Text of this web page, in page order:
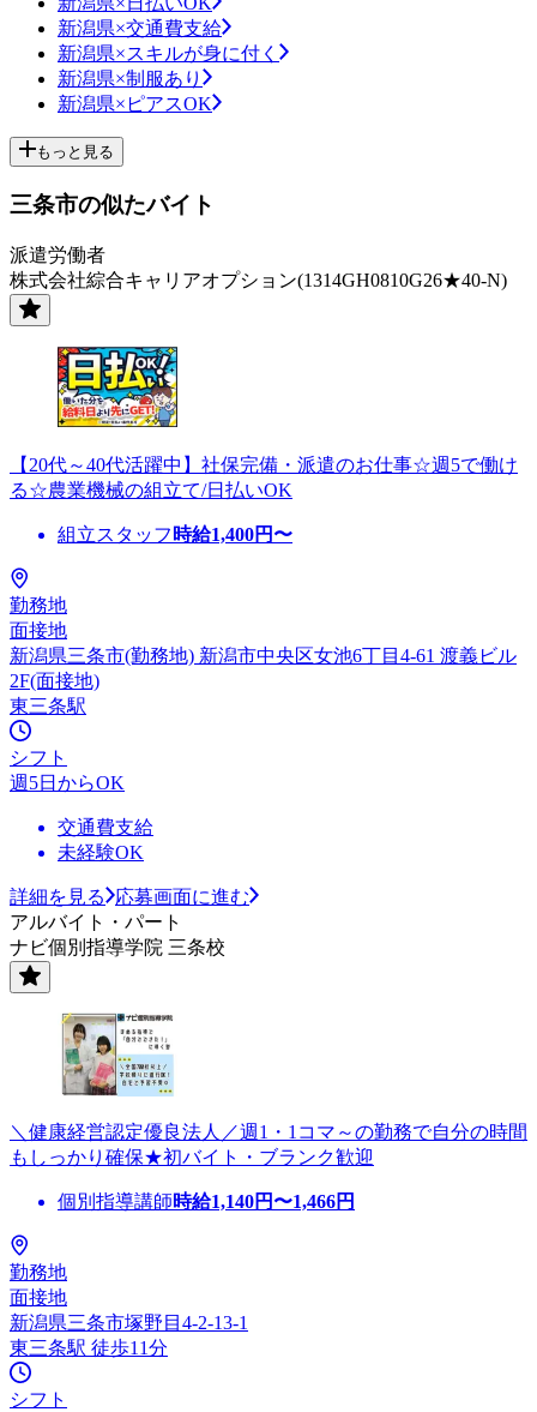
新潟県×交通費支給
新潟県×スキルが身に付く
新潟県×制服あり
新潟県×ピアスOK
もっと見る
三条市の似たバイト
派遣労働者
株式会社綜合キャリアオプション(1314GH0810G26★40-N)
【20代～40代活躍中】社保完備・派遣のお仕事☆週5で働け
る☆農業機械の組立て/日払いOK
組立スタッフ 時給1,400円〜
勤務地
面接地
新潟県三条市(勤務地) 新潟市中央区女池6丁目4-61 渡義ビル
2F(面接地)
東三条駅
シフト
週5日からOK
交通費支給
未経験OK
詳細を見る
応募画面に進む
アルバイト・パート
ナビ個別指導学院 三条校
＼健康経営認定優良法人／週1・1コマ～の勤務で自分の時間
もしっかり確保★初バイト・ブランク歓迎
個別指導講師時給1,140円〜1,466円
勤務地
面接地
新潟県三条市塚野目4-2-13-1
東三条駅 徒歩11分
シフト